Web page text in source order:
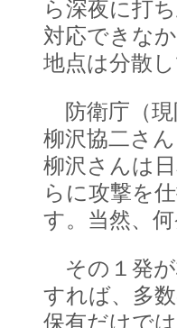
ら深夜に打
対応できな
地点は分散
防衛庁（現
柳沢協二さ
柳沢さんは
らに攻撃を
す。当然、
その１発が
すれば、多
保有だけで